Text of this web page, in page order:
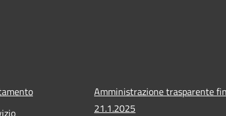
Amministrazione trasparente
21.1.2025